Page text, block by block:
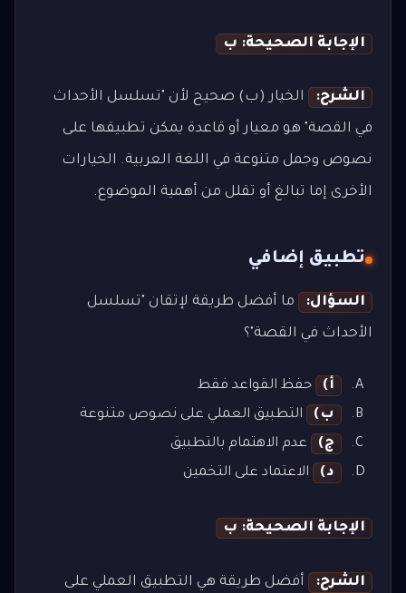
الإجابة الصحيحة: ب
الشرح: الخيار (ب) صحيح لأن "تسلسل الأحداث
في القصة" هو معيار أو قاعدة يمكن تطبيقها على
نصوص وجمل متنوعة في اللغة العربية. الخيارات
الأخرى إما تبالغ أو تقلل من أهمية الموضوع.
تطبيق إضافي
السؤال: ما أفضل طريقة لإتقان "تسلسل
الأحداث في القصة"؟
أ)
حفظ القواعد فقط
ب)
التطبيق العملي على نصوص متنوعة
ج)
عدم الاهتمام بالتطبيق
د)
الاعتماد على التخمين
الإجابة الصحيحة: ب
الشرح: أفضل طريقة هي التطبيق العملي على